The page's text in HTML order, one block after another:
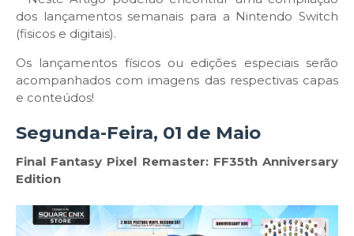
dos lançamentos semanais para a Nintendo Switch
(fisicos e digitais).
Os lançamentos físicos ou edições especiais serão
acompanhados com imagens das respectivas capas
e conteúdos!
Segunda-Feira, 01 de Maio
Final Fantasy Pixel Remaster: FF35th Anniversary
Edition